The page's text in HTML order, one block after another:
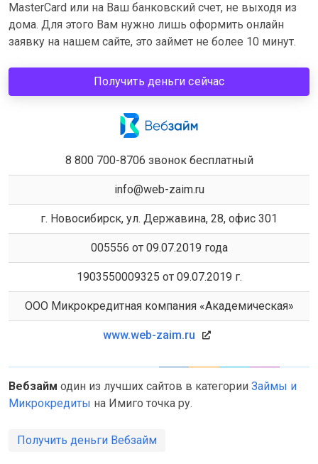
MasterCard или на Ваш банковский счет, не выходя из
дома. Для этого Вам нужно лишь оформить онлайн
заявку на нашем сайте, это займет не более 10 минут.
Получить деньги сейчас
8 800 700-8706 звонок бесплатный
info@web-zaim.ru
г. Новосибирск, ул. Державина, 28, офис 301
005556 от 09.07.2019 года
1903550009325 от 09.07.2019 г.
ООО Микрокредитная компания «Академическая»
www.web-zaim.ru
Вебзайм один из лучших сайтов в категории Займы и
Микрокредиты на Имиго точка ру.
Получить деньги Вебзайм